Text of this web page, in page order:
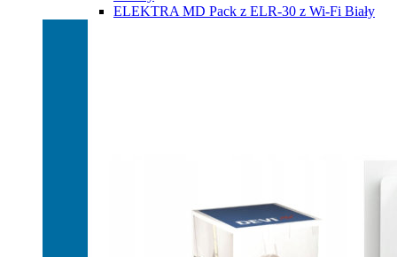
ELEKTRA MD Pack z ELR-30 z Wi-Fi Biały